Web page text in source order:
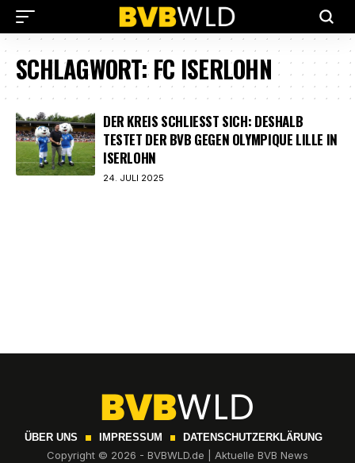
SCHLAGWORT:FC ISERLOHN
DER KREIS SCHLIESST SICH: DESHALB T
ESTET DER BVB GEGEN OLYMPIQUE LILLE IN I
SERLOHN
24. JULI 2025
ÜBER UNS IMPRESSUM DATENSCHUTZERKLÄRUNG
Copyright © 2026 - BVBWLD.de | Aktuelle BVB News